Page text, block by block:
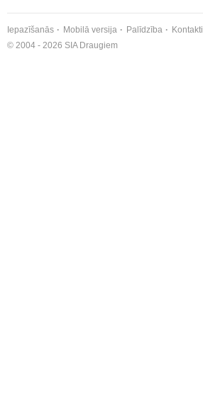
Iepazīšanās Mobilā versija Palīdzība Kontakti
© 2004 - 2026 SIA Draugiem